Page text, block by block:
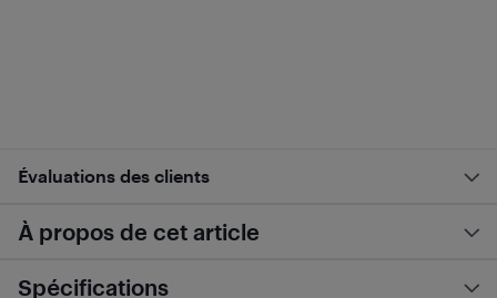
Évaluations des clients
À propos de cet article
Spécifications